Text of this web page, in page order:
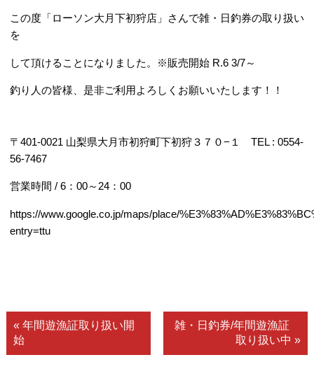
この度「ローソン大月下初狩店」さんで雑・日釣券の取り扱い
を
して頂けることになりました。※販売開始 R.6 3/7～
釣り人の皆様、是非ご利用よろしくお願いいたします！！
〒401-0021 山梨県大月市初狩町下初狩３７０−１ TEL : 0554-
56-7467
営業時間 / 6：00～24：00
https://www.google.co.jp/maps/place/
entry=ttu
« 年間遊漁証取り扱い開
始
雑・日釣券/年間遊漁証
取り扱い中 »